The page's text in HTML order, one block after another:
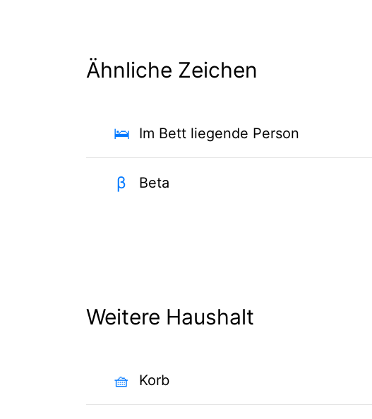
Ähnliche Zeichen
🛌 Im Bett liegende Person
β Beta
Weitere Haushalt
🧺 Korb